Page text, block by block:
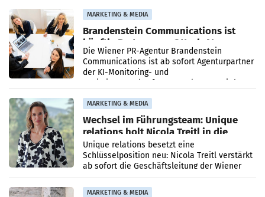
MARKETING & MEDIA
Brandenstein Communications ist
künftig Partner von OtterlyAI
Die Wiener PR-Agentur Brandenstein
Communications ist ab sofort Agenturpartner
der KI-Monitoring- und
Optimierungsplattform OtterlyAI. Damit baut
MARKETING & MEDIA
Wechsel im Führungsteam: Unique
relations holt Nicola Treitl in die
Geschäftsleitung
Unique relations besetzt eine
Schlüsselposition neu: Nicola Treitl verstärkt
ab sofort die Geschäftsleitung der Wiener
PR-Agentur an der Seite von Josef Kalina und
Anna Kalina-Mahr.
MARKETING & MEDIA